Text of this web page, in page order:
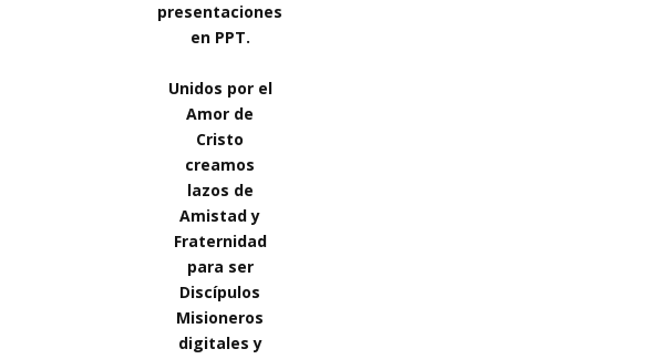
presentaciones
en PPT.
Unidos por el
Amor de
Cristo
creamos
lazos de
Amistad y
Fraternidad
para ser
Discípulos
Misioneros
digitales y